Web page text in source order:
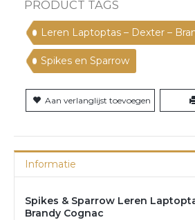
PRODUCT TAGS
Leren Laptoptas – Dexter –
Spikes en Sparrow
Aan verlanglijst toevoegen
Informatie
Spikes & Sparrow Leren
Brandy Cognac